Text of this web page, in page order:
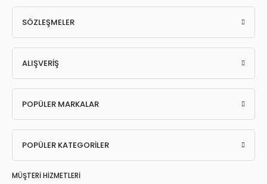
SÖZLEŞMELER
ALIŞVERİŞ
POPÜLER MARKALAR
POPÜLER KATEGORİLER
MÜŞTERİ HİZMETLERİ